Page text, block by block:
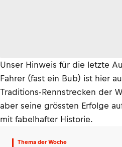
Unser Hinweis für die letzte
Fahrer (fast ein Bub) ist hier
Traditions-Rennstrecken der
aber seine grössten Erfolge
mit fabelhafter Historie.
Thema der Woche